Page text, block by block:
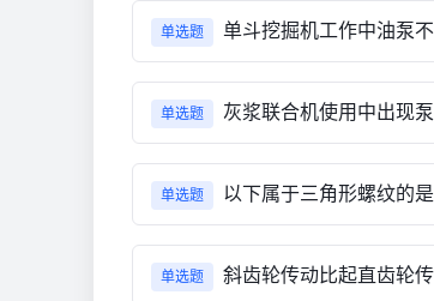
单选题 单斗挖掘机工作中油泵
单选题 灰浆联合机使用中出现
单选题 以下属于三角形螺纹的是
单选题 斜齿轮传动比起直齿轮